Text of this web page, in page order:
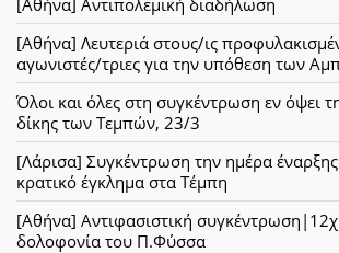
[Αθήνα] Λευτεριά στους/ις
αγωνιστές/τριες για την υπόθεση των
Όλοι και όλες στη συγκέντρωση εν όψει
δίκης των Τεμπών, 23/3
[Λάρισα] Συγκέντρωση την ημέρα έναρξης
κρατικό έγκλημα στα Τέμπη
[Αθήνα] Αντιφασιστική
δολοφονία του Π.Φύσσα